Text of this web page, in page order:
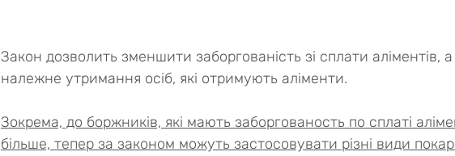
Закон дозволить зменшити заборгованість зі сплати аліментів,
належне утримання осіб, які отримують аліменти.
Зокрема, до боржників, які мають заборгованость по сплаті
більше, тепер за законом можуть застосовувати різні види